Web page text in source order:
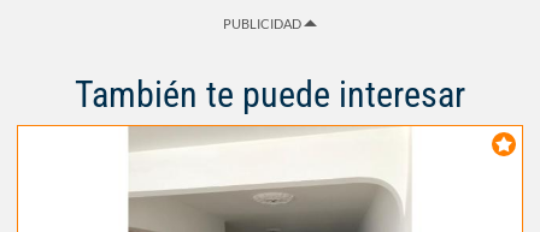
PUBLICIDAD
También te puede interesar